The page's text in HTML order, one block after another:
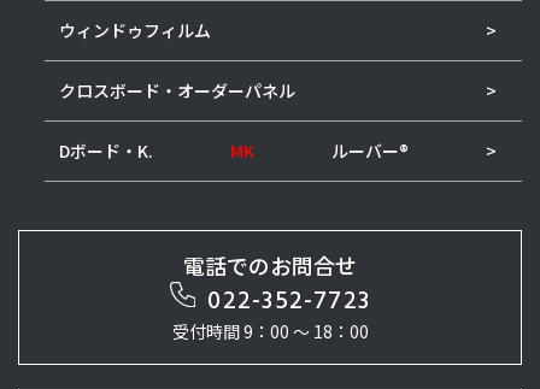
ウィンドゥフィルム
クロスボード・オーダーパネル
Dボード・K. MK ルーバー®
電話でのお問合せ
022-352-7723
受付時間 9：00 ～ 18：00